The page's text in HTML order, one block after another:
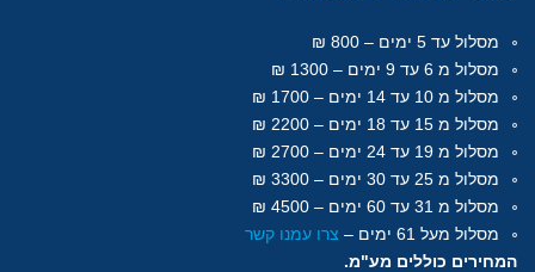
מסלול עד 5 ימים – 800 ₪
מסלול מ 6 עד 9 ימים – 1300 ₪
מסלול מ 10 עד 14 ימים – 1700 ₪
מסלול מ 15 עד 18
ימים – 2200 ₪
מסלול מ 19 עד 24 ימים – 2700 ₪
מסלול מ 25 עד 30
ימים – 3300 ₪
מסלול מ 31 עד 60
ימים – 4500 ₪
מסלול מעל 61
ימים – צרו עמנו קשר
המחירים כוללים מע"מ.